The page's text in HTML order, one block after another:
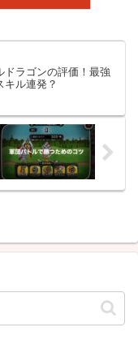
ドラゴンの評価！最強
キル連発？